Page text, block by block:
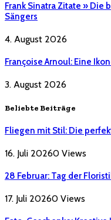
Frank Sinatra Zitate » Die
Sängers
4. August 2026
Françoise Arnoul: Eine
3. August 2026
Beliebte Beiträge
Fliegen mit Stil: Die
16. Juli 20260 Views
28 Februar: Tag der
17. Juli 20260 Views